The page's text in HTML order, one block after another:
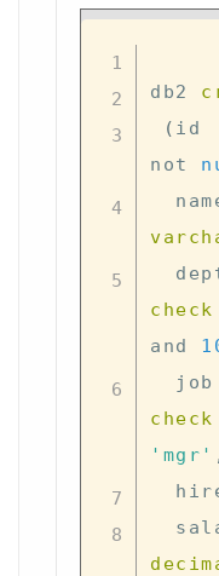
db2
(
not
check
and
check
'mgr'